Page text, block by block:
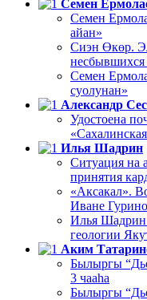
Семен
Семен
айан»
Сиэн Өкөр.
Семен
суолунан»
Александр
Удостоена
Илья Шадрин
Ситуация на
принятия
«Аксакал».
Иване
Илья
геологии
Аким
Былыргы
3 чааһа
Былыргы